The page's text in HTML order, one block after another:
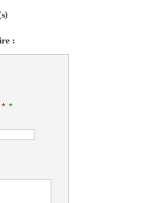
:
* *